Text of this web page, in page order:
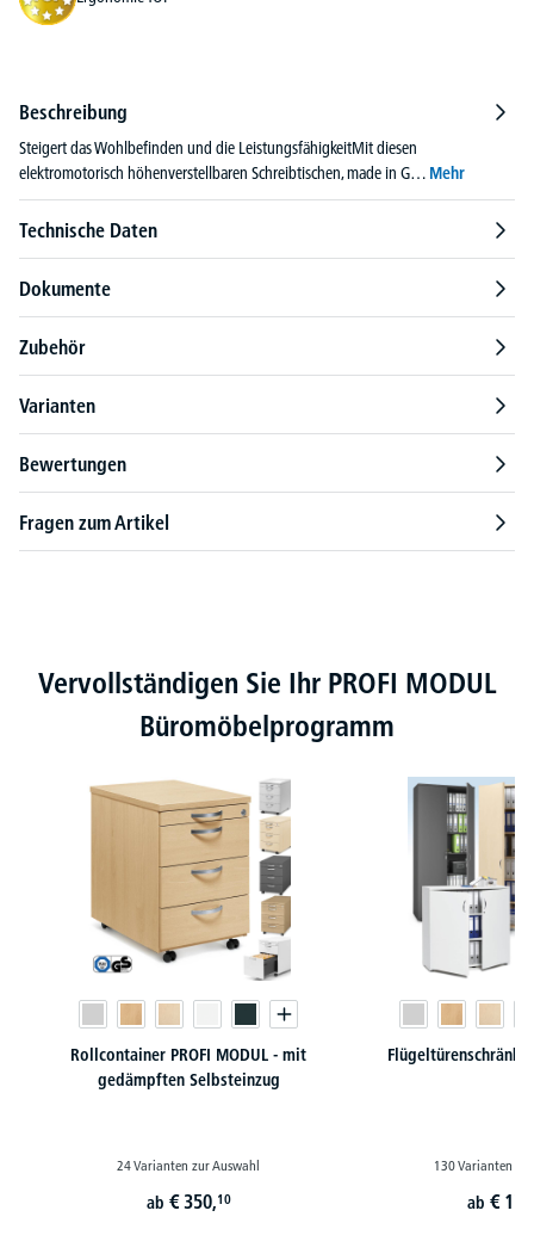
Beschreibung
Steigert das Wohlbefinden und die LeistungsfähigkeitMit diesen
elektromotorisch höhenverstellbaren Schreibtischen, made in G… Mehr
Technische Daten
Dokumente
Zubehör
Varianten
Bewertungen
Fragen zum Artikel
Produktgalerie überspringen
Vervollständigen Sie Ihr PROFI MODUL
Büromöbelprogramm
Rollcontainer PROFI MODUL - mit
gedämpften Selbsteinzug
24 Varianten zur Auswahl
ab € 350,10
Flügeltürenschränke
130 Varianten
ab €